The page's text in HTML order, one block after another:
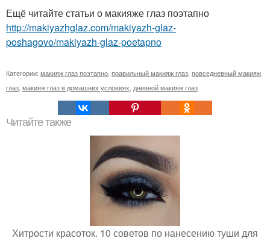
Ещё читайте статьи о макияже глаз поэтапно
http://makiyazhglaz.com/makiyazh-glaz-
poshagovo/makiyazh-glaz-poetapno
Категории: макияж глаз поэтапно правильный макияж глаз повседневный макияж
глаз макияж глаз в домашних условиях дневной макияж глаз
Читайте также
Хитрости красоток. 10 советов по нанесению туши для